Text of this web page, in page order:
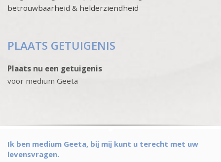
betrouwbaarheid & helderziendheid
PLAATS GETUIGENIS
Plaats nu een getuigenis
voor medium Geeta
Ik ben medium Geeta, bij mij kunt u terecht met uw
levensvragen.